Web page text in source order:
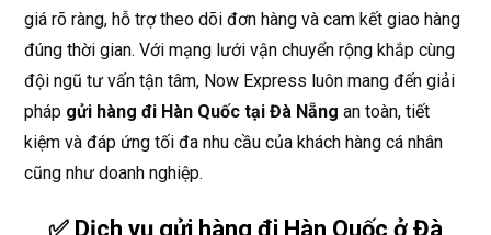
giá rõ ràng, hỗ trợ theo dõi đơn hàng và cam kết giao hàng
đúng thời gian. Với mạng lưới vận chuyển rộng khắp cùng
đội ngũ tư vấn tận tâm, Now Express luôn mang đến giải
pháp gửi hàng đi Hàn Quốc tại Đà Nẵng an toàn, tiết
kiệm và đáp ứng tối đa nhu cầu của khách hàng cá nhân
cũng như doanh nghiệp.
✅ Dịch vụ gửi hàng đi Hàn Quốc ở Đà